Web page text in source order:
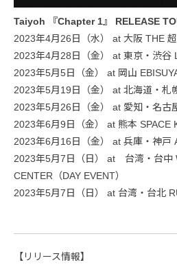
Taiyoh 『Chapter 1』 RELEASE
2023年4月26日（水） at 大阪 THE
2023年4月28日（金） at 東京・渋谷
2023年5月5日（金） at 岡山
2023年5月19日（金） at 北海道・札
2023年5月26日（金） at 愛知・名古
2023年6月9日（金） at 熊本 SPACE
2023年6月16日（金） at 兵庫・神戸
2023年5月7日（日） at 台湾・台中
CENTER（DAY EVENT）
2023年5月7日（日） at 台湾・台北
【リリース情報】